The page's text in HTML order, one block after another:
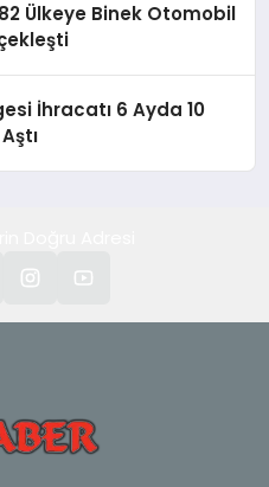
Ülkeye Binek Otomobil
İhracatı 6 Ayda 10